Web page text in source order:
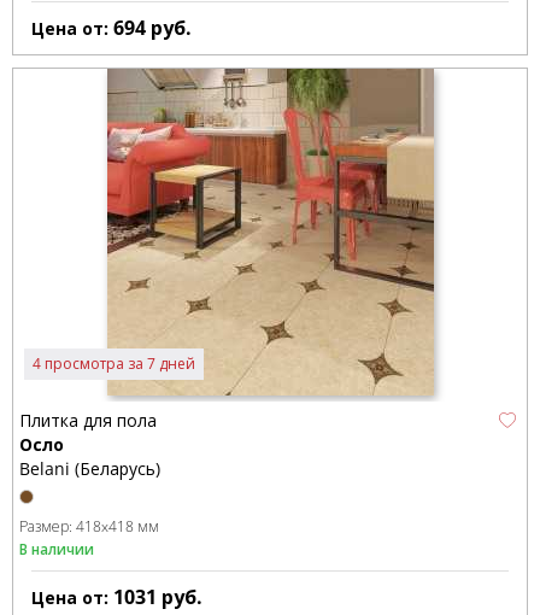
Цена от: 694 руб.
4 просмотра за 7 дней
Плитка для пола
Осло
Belani (Беларусь)
Размер: 418x418 мм
В наличии
Цена от: 1031 руб.